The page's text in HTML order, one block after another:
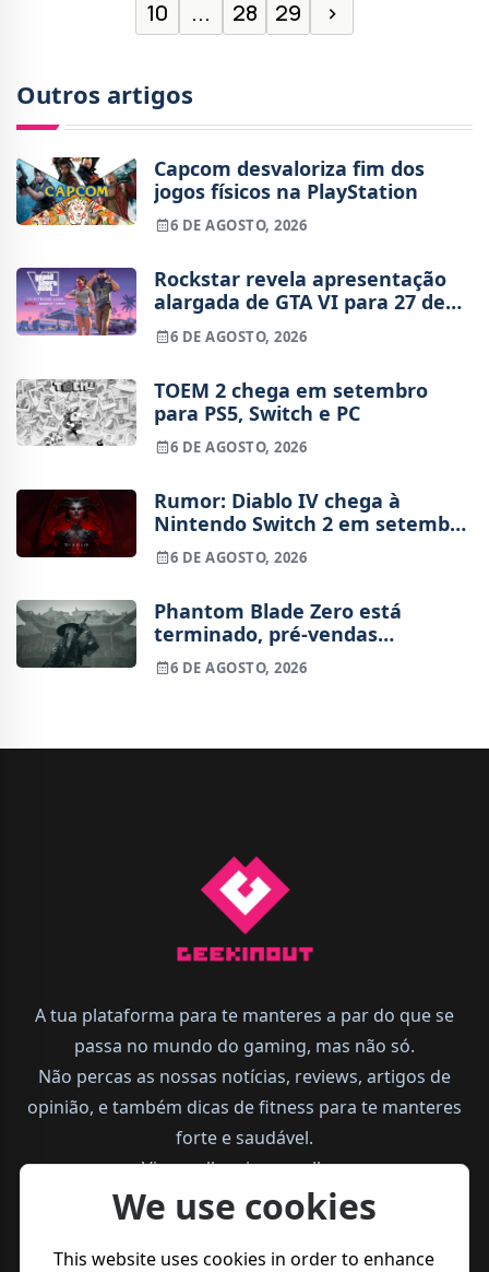
10
... 28 29 ›
Outros artigos
Capcom desvaloriza fim dos
jogos físicos na PlayStation
6 DE AGOSTO, 2026
Rockstar revela apresentação
alargada de GTA VI para 27 de
agosto
6 DE AGOSTO, 2026
TOEM 2 chega em setembro
para PS5, Switch e PC
6 DE AGOSTO, 2026
Rumor: Diablo IV chega à
Nintendo Switch 2 em setembro
e vai custar o preço de um jogo
novo
6 DE AGOSTO, 2026
Phantom Blade Zero está
terminado, pré-vendas
começam na próxima semana
6 DE AGOSTO, 2026
A tua plataforma para te manteres a par do que se
passa no mundo do gaming, mas não só.
Não percas as nossas notícias, reviews, artigos de
opinião, e também dicas de fitness para te manteres
forte e saudável.
Vive melhor, joga melhor.
We use cookies
This website uses cookies in order to enhance